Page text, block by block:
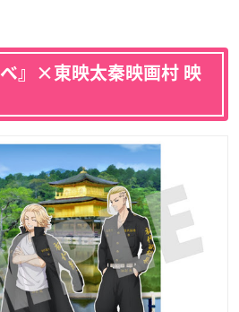
』×東映太秦映画村 映